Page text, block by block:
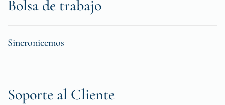
Bolsa de trabajo
Sincronicemos
Soporte al Cliente